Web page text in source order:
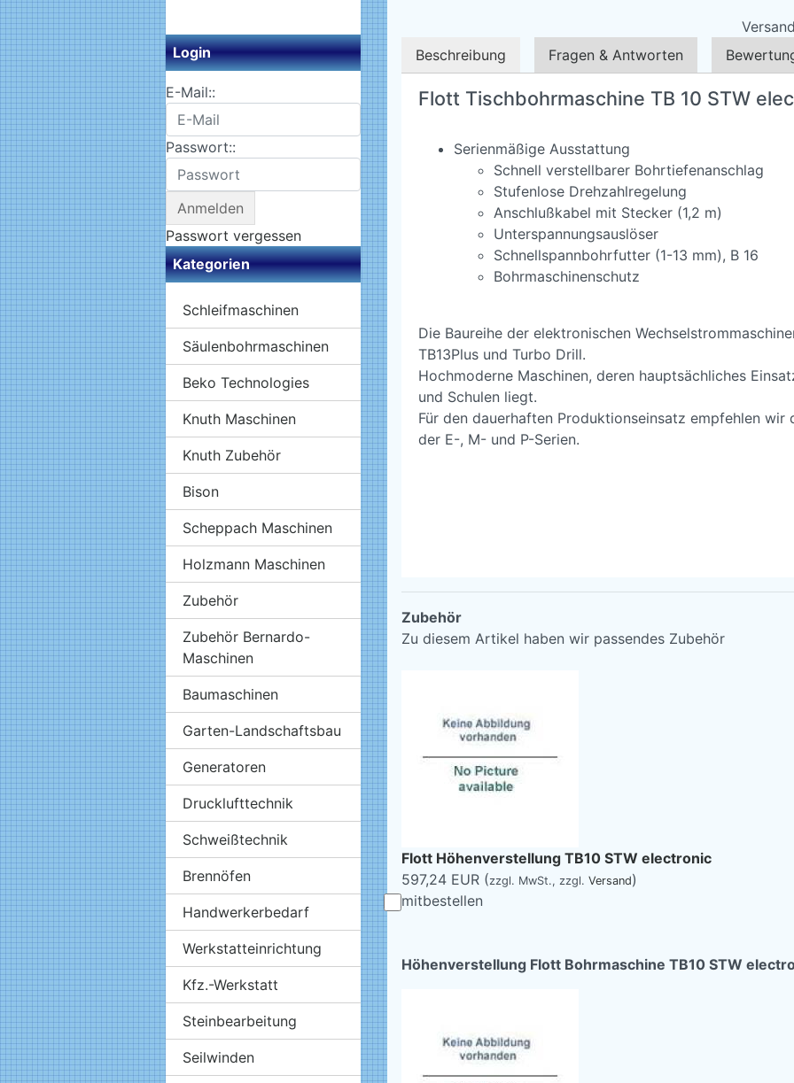
Login
E-Mail::
Passwort::
Passwort vergessen
Kategorien
Schleifmaschinen
Säulenbohrmaschinen
Beko Technologies
Knuth Maschinen
Knuth Zubehör
Bison
Scheppach Maschinen
Holzmann Maschinen
Zubehör
Zubehör Bernardo-
Maschinen
Baumaschinen
Garten-Landschaftsbau
Generatoren
Drucklufttechnik
Schweißtechnik
Brennöfen
Handwerkerbedarf
Werkstatteinrichtung
Kfz.-Werkstatt
Steinbearbeitung
Seilwinden
Beschreibung
Fragen & Antworten
Flott Tischbohrmaschine TB 10 STW
Serienmäßige Ausstattung
Schnell verstellbarer Bohrtiefenanschlag
Stufenlose Drehzahlregelung
Anschlußkabel mit Stecker (1,2 m)
Unterspannungsauslöser
Schnellspannbohrfutter (1-13 mm), B 16
Bohrmaschinenschutz
Die Baureihe der elektronischen
TB13Plus und Turbo Drill.
Hochmoderne Maschinen, deren hauptsächliches
und Schulen liegt.
Für den dauerhaften Produktionseinsatz empfehlen
der E-, M- und P-Serien.
Zubehör
Zu diesem Artikel haben wir passendes Zubehör
Flott Höhenverstellung TB10 STW electronic
597,24 EUR (zzgl. MwSt., zzgl. Versand)
mitbestellen
Höhenverstellung Flott Bohrmaschine TB10 STW